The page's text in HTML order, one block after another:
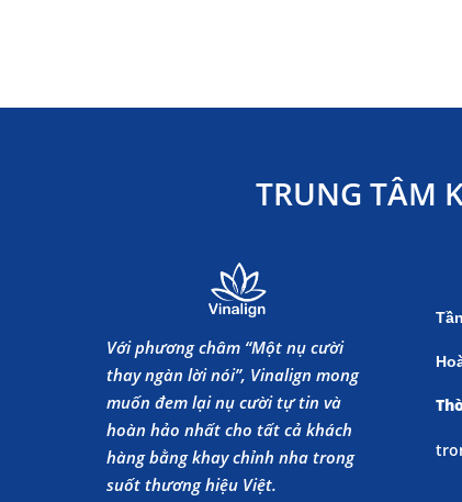
TRUNG TÂM
Với phương châm “Một nụ cười
thay ngàn lời nói”, Vinalign mong
muốn đem lại nụ cười tự tin và
hoàn hảo nhất cho tất cả khách
hàng bằng khay chỉnh nha trong
suốt thương hiệu Việt.